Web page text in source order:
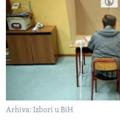
SLOBODA MEDIJA
ŽENSKA STRANA
IZBJEGLIČKA STRANA
MAGAZIN
Learning English
Arhiva: Izbori u BiH